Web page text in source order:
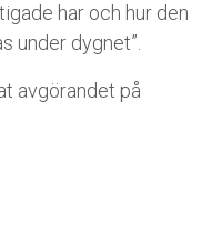
har och hur den
under dygnet”.
avgörandet på